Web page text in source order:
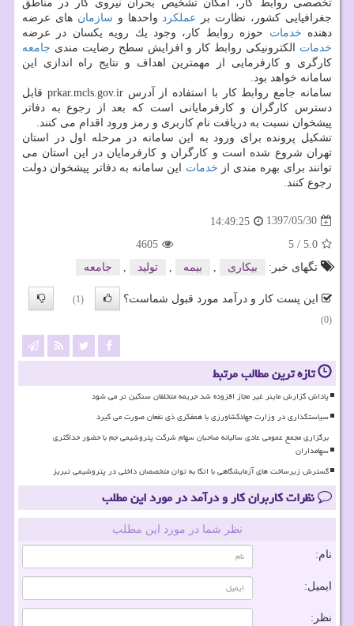
تخصصی روابط كار، امكان تشخیص بحران نیروی كار در مناطق
جغرافیایی كشور، نظارت بر عملكردواحدها و سازمان های عرضه
دهنده خدمات حوزه روابط كار، وجود یك رویه یكسان در عرضه
خدمات الكترونیكی روابط كار و افزایش سطح رضایت مندی جامعه
كارگری و كارفرمایی از مهمترین اهداف و نتایج راه اندازی این
سامانه خواهد بود.
سامانه جامع روابط كار با استفاده از آدرس prkar.mcls.gov.ir قابل
دسترس كارگران و كارفرمایانی است كه بعد از رجوع به دفاتر
پیشخوان نسبت به دریافت نام كاربری و رمز ورود اقدام می كنند.
تشكیل پرونده برای ورود به این سامانه در مرحله اول در استان
تهران شروع شده است و كارگران و كارفرمایان در این استان می
توانند برای بهره مندی از خدمات این سامانه به دفاتر پیشخوان دولت
رجوع كنند.
1397/05/30
14:49:25
5.0
/
5
4605
تگهای خبر:
بیكاری , بیمه , تولید , جامعه
این پست کار و درآمد مورد قبول شماست؟
(1)
(0)
تازه ترین مطالب مرتبط
پاداش گزارش ماینر غیر مجاز افزوده شد جریمه متخلفان سنگین تر می شود
سیاستگذاری در وزارت جهادکشاورزی با همفکری ذی نفعان صورت می گیرد
برگزاری مجمع عمومی عادی سالیانه صاحبان سهام شرکت پتروشیمی جم با حضور حداکثری
سهامداران
گسترش زیرساخت های آزمایشگاهی با اتکا به توان متخصصان داخلی در پتروشیمی تبریز
نظرات کاربران کار و درآمد در مورد این مطلب
نظر شما در مورد این مطلب
نام:
ایمیل:
نظر: